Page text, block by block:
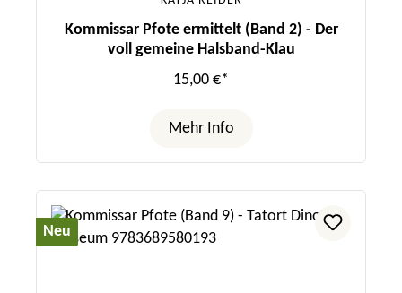
Kommissar Pfote ermittelt (Band 2) - Der
voll gemeine Halsband-Klau
15,00 €*
Mehr Info
Neu